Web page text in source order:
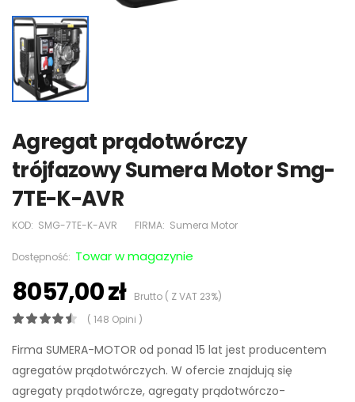
Agregat prądotwórczy
trójfazowy Sumera Motor Smg-
7TE-K-AVR
KOD: SMG-7TE-K-AVR FIRMA: Sumera Motor
Dostępność: Towar w magazynie
8057,00 złBrutto ( Z VAT 23%)
( 148 Opini )
Firma SUMERA-MOTOR od ponad 15 lat jest producentem
agregatów prądotwórczych. W ofercie znajdują się
agregaty prądotwórcze, agregaty prądotwórczo-